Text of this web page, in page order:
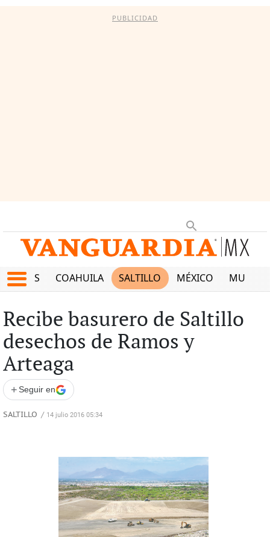
PUBLICIDAD
JUEGOS COAHUILA SALTILLO MÉXICO MUNDO
Recibe basurero de Saltillo
desechos de Ramos y
Arteaga
+ Seguir en
SALTILLO / 14 julio 2016 05:34